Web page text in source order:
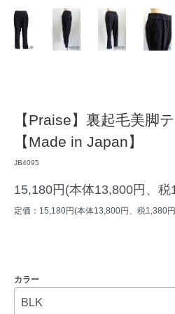
【Praise】裏起毛美脚
【Made in Japan】
JB4095
15,180円(本体13,800円、税
定価：15,180円(本体13,800円、税1,380
カラー